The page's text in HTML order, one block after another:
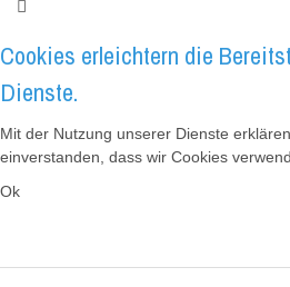
Cookies erleichtern die
Dienste.
Mit der Nutzung unserer Dienste
einverstanden, dass wir Cookies
Ok